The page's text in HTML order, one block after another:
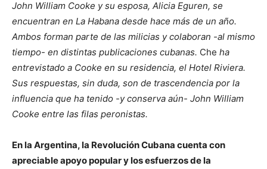
John William Cooke y su esposa, Alicia Eguren, se
encuentran en La Habana desde hace más de un año.
Ambos forman parte de las milicias y colaboran -al mismo
tiempo- en distintas publicaciones cubanas. Che ha
entrevistado a Cooke en su residencia, el Hotel Riviera.
Sus respuestas, sin duda, son de trascendencia por la
influencia que ha tenido -y conserva aún- John William
Cooke entre las filas peronistas.
En la Argentina, la Revolución Cubana cuenta con
apreciable apoyo popular y los esfuerzos de la